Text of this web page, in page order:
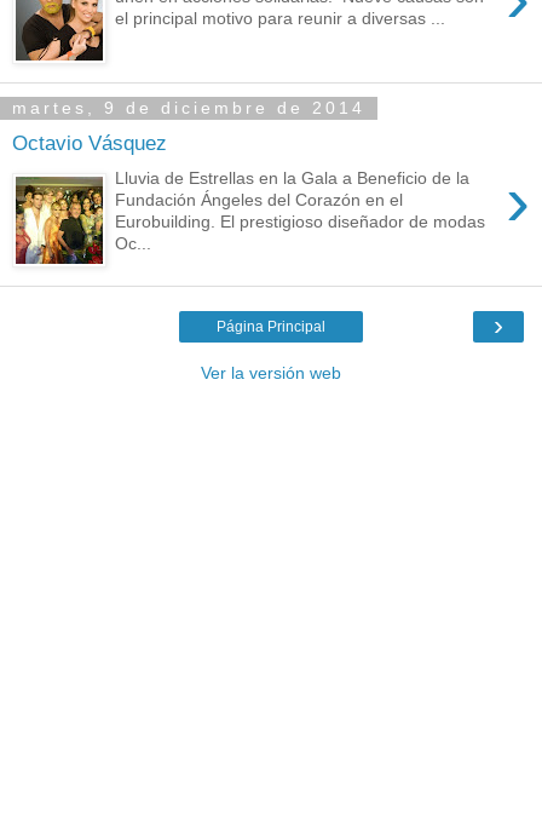
el principal motivo para reunir a diversas ...
martes, 9 de diciembre de 2014
Octavio Vásquez
›
Lluvia de Estrellas en la Gala a Beneficio de la
Fundación Ángeles del Corazón en el
Eurobuilding. El prestigioso diseñador de modas
Oc...
›
Página Principal
Ver la versión web